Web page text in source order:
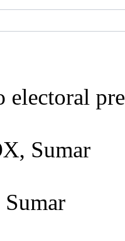
electoral
Sumar
Sumar